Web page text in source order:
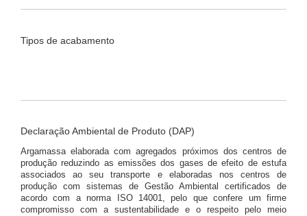
Tipos de acabamento
Declaração Ambiental de Produto (DAP)
Argamassa elaborada com agregados próximos dos centros de
produção reduzindo as emissões dos gases de efeito de estufa
associados ao seu transporte e elaboradas nos centros de
produção com sistemas de Gestão Ambiental certificados de
acordo com a norma ISO 14001, pelo que confere um firme
compromisso com a sustentabilidade e o respeito pelo meio